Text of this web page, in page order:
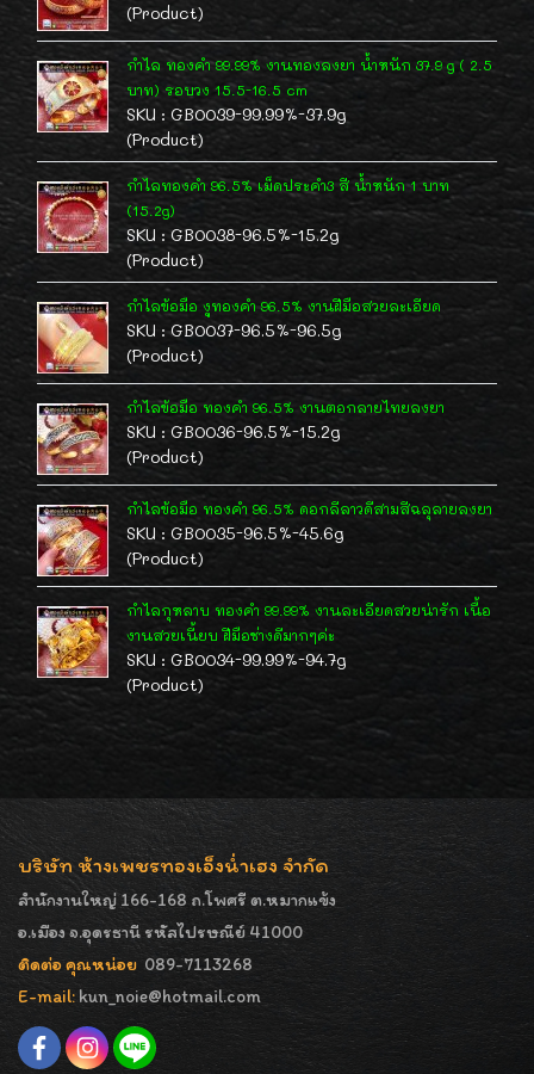
(Product)
กำไล ทองคำ 99.99% งานทองลงยา น้ำหนัก 37.9 g ( 2.5
บาท) รอบวง 15.5-16.5 cm
SKU : GB0039-99.99%-37.9g
(Product)
กำไลทองคำ 96.5% เม็ดประคำ3 สี น้ำหนัก 1 บาท
(15.2g)
SKU : GB0038-96.5%-15.2g
(Product)
กำไลข้อมือ งูทองคำ 96.5% งานฝีมือสวยละเอียด
SKU : GB0037-96.5%-96.5g
(Product)
กำไลข้อมือ ทองคำ 96.5% งานตอกลายไทยลงยา
SKU : GB0036-96.5%-15.2g
(Product)
กำไลข้อมือ ทองคำ 96.5% ดอกลีลาวดีสามสีฉลุลายลงยา
SKU : GB0035-96.5%-45.6g
(Product)
กำไลกุหลาบ ทองคำ 99.99% งานละเอียดสวยน่ารัก เนื้อ
งานสวยเนี้ยบ ฝีมือช่างดีมากๆค่ะ
SKU : GB0034-99.99%-94.7g
(Product)
บริษัท ห้างเพชรทองเอ็งน่ำเฮง จำกัด
สำนักงานใหญ่ 166-168 ถ.โพศรี ต.หมากแข้ง
อ.เมือง จ.อุดรธานี รหัสไปรษณีย์ 41000
ติดต่อ คุณหน่อย 089-7113268
E-mail: kun_noie@hotmail.com